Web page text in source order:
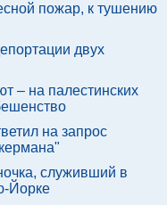
пожар, к тушению
двух
– на палестинских
на запрос
служивший в
Йорке